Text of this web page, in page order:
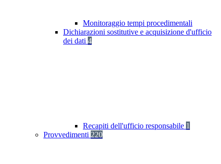
Monitoraggio tempi procedimentali
Dichiarazioni sostitutive e acquisizione d'ufficio
dei dati 4
Recapiti dell'ufficio responsabile 1
Provvedimenti 220